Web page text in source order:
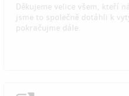
Děkujeme velice všem, kteří
jsme to společně dotáhli k
pokračujme dále.